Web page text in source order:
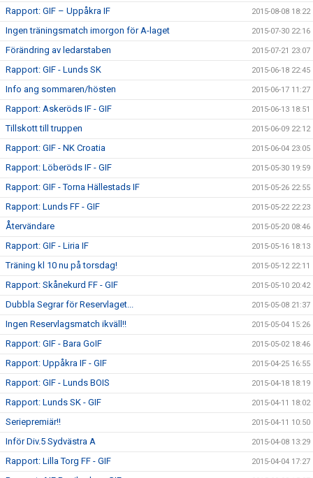
Rapport: GIF – Uppåkra IF 2015-08-08 18:22
Ingen träningsmatch imorgon för A-laget 2015-07-30 22:16
Förändring av ledarstaben 2015-07-21 23:07
Rapport: GIF - Lunds SK 2015-06-18 22:45
Info ang sommaren/hösten 2015-06-17 11:27
Rapport: Askeröds IF - GIF 2015-06-13 18:51
Tillskott till truppen 2015-06-09 22:12
Rapport: GIF - NK Croatia 2015-06-04 23:05
Rapport: Löberöds IF - GIF 2015-05-30 19:59
Rapport: GIF - Torna Hällestads IF 2015-05-26 22:55
Rapport: Lunds FF - GIF 2015-05-22 22:23
Återvändare 2015-05-20 08:46
Rapport: GIF - Liria IF 2015-05-16 18:13
Träning kl 10 nu på torsdag! 2015-05-12 22:11
Rapport: Skånekurd FF - GIF 2015-05-10 20:42
Dubbla Segrar för Reservlaget... 2015-05-08 21:37
Ingen Reservlagsmatch ikväll!! 2015-05-04 15:26
Rapport: GIF - Bara GoIF 2015-05-02 18:46
Rapport: Uppåkra IF - GIF 2015-04-25 16:55
Rapport: GIF - Lunds BOIS 2015-04-18 18:19
Rapport: Lunds SK - GIF 2015-04-11 18:02
Seriepremiär!! 2015-04-11 10:50
Inför Div.5 Sydvästra A 2015-04-08 13:29
Rapport: Lilla Torg FF - GIF 2015-04-04 17:27